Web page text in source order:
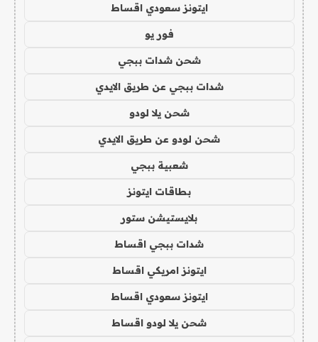
ايتونز سعودي اقساط
فور يو
شحن شدات ببجي
شدات ببجي عن طريق الايدي
شحن يلا لودو
شحن لودو عن طريق الايدي
شعبية ببجي
بطاقات ايتونز
بلايستيشن ستور
شدات ببجي اقساط
ايتونز امريكي اقساط
ايتونز سعودي اقساط
شحن يلا لودو اقساط